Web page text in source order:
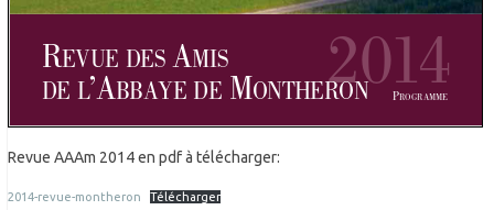
Revue AAAm 2014 en pdf à télécharger:
2014-revue-montheron Télécharger